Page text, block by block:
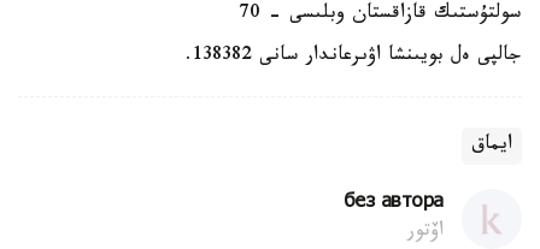
سولتۇستىك قازاقستان وبلىسى - 70
جالپى ەل بويىنشا اۋىرعاندار سانى 138382.
ايماق
без автора
اۆتور